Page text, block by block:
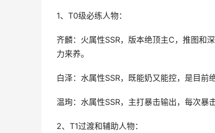
1、T0级必练人物：
齐麟：火属性SSR，版本绝顶主C，推图和
力来养。
白泽：水属性SSR，既能奶又能控，是目前
温珣：水属性SSR，主打暴击输出，每次暴
2、T1过渡和辅助人物：